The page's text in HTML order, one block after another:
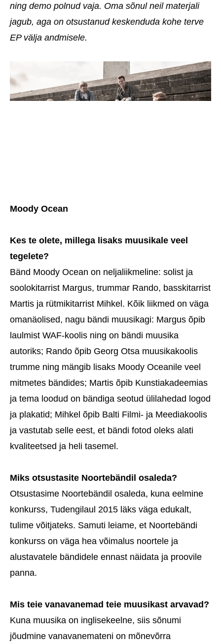
ning demo polnud vaja. Oma sõnul neil materjali
jagub, aga on otsustanud keskenduda kohe terve
EP välja andmisele.
Moody Ocean
Kes te olete, millega lisaks muusikale veel
tegelete?
Bänd Moody Ocean on neljaliikmeline: solist ja
soolokitarrist Margus, trummar Rando, basskitarrist
Martis ja rütmikitarrist Mihkel. Kõik liikmed on väga
omanäolised, nagu bändi muusikagi: Margus õpib
laulmist WAF-koolis ning on bändi muusika
autoriks; Rando õpib Georg Otsa muusikakoolis
trumme ning mängib lisaks Moody Oceanile veel
mitmetes bändides; Martis õpib Kunstiakadeemias
ja tema loodud on bändiga seotud ülilahedad logod
ja plakatid; Mihkel õpib Balti Filmi- ja Meediakoolis
ja vastutab selle eest, et bändi fotod oleks alati
kvaliteetsed ja heli tasemel.
Miks otsustasite Noortebändil osaleda?
Otsustasime Noortebändil osaleda, kuna eelmine
konkurss, Tudengilaul 2015 läks väga edukalt,
tulime võitjateks. Samuti leiame, et Noortebändi
konkurss on väga hea võimalus noortele ja
alustavatele bändidele ennast näidata ja proovile
panna.
Mis teie vanavanemad teie muusikast arvavad?
Kuna muusika on inglisekeelne, siis sõnumi
jõudmine vanavanemateni on mõnevõrra